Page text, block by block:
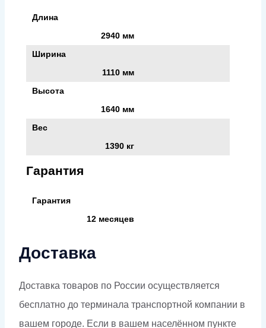
Длина
2940 мм
Ширина
1110 мм
Высота
1640 мм
Вес
1390 кг
Гарантия
Гарантия
12 месяцев
Доставка
Доставка товаров по России осуществляется
бесплатно до терминала транспортной компании в
вашем городе. Если в вашем населённом пункте